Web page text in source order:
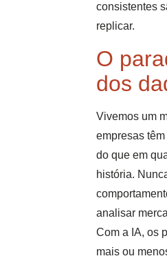
consistentes
replicar.
O
dos
Vivemos um
empresas
do que em
história.
analisar
Com a IA, os
mais ou